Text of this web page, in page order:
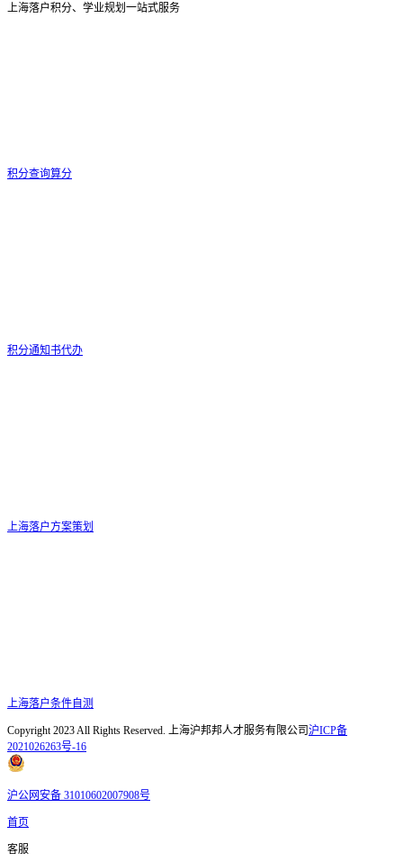
上海落户积分、学业规划一站式服务
积分查询算分
积分通知书代办
上海落户方案策划
上海落户条件自测
Copyright 2023 All Rights Reserved. 上海沪邦邦人才服务有限公司 沪ICP备
2021026263号-16
沪公网安备 31010602007908号
首页
客服